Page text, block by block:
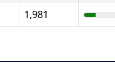
1,981